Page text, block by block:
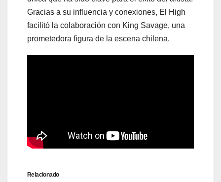
Gracias a su influencia y conexiones, El High
facilitó la colaboración con King Savage, una
prometedora figura de la escena chilena.
Relacionado